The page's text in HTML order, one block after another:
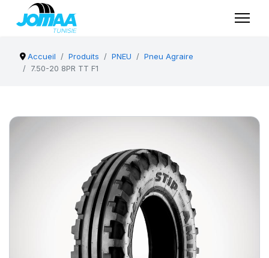
Accueil Produits PNEU
Pneu Agraire
7.50-20 8PR TT F1